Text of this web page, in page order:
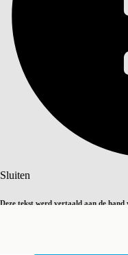
Sluiten
Deze tekst werd vertaald aan de